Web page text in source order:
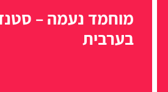
מוחמד נעמה –
בערבית